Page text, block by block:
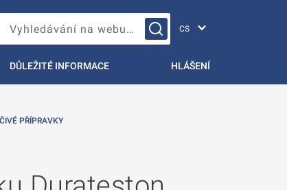
Vyhledávání na webu…
DŮLEŽITÉ INFORMACE HLÁŠENÍ
PŘÍPRAVKY